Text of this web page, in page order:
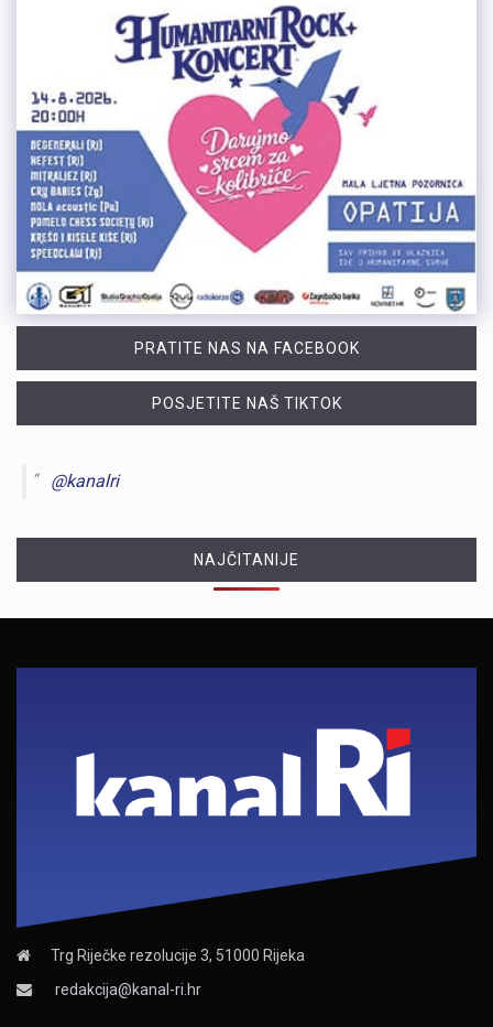
PRATITE NAS NA FACEBOOK
POSJETITE NAŠ TIKTOK
@kanalri
NAJČITANIJE
Trg Riječke rezolucije 3, 51000 Rijeka
redakcija@kanal-ri.hr